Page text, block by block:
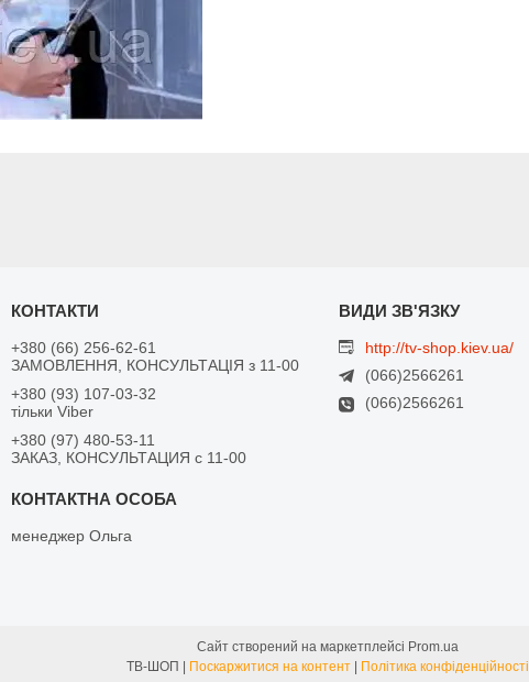
+380 (66) 256-62-61
ЗАМОВЛЕННЯ, КОНСУЛЬТАЦІЯ з 11-00
+380 (93) 107-03-32
тільки Viber
+380 (97) 480-53-11
ЗАКАЗ, КОНСУЛЬТАЦИЯ с 11-00
менеджер Ольга
http://tv-shop.kiev.ua/
(066)2566261
(066)2566261
Сайт створений на маркетплейсі Prom.ua
ТВ-ШОП | Поскаржитися на контент | Політика конфіденційності